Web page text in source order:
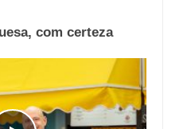
com certeza